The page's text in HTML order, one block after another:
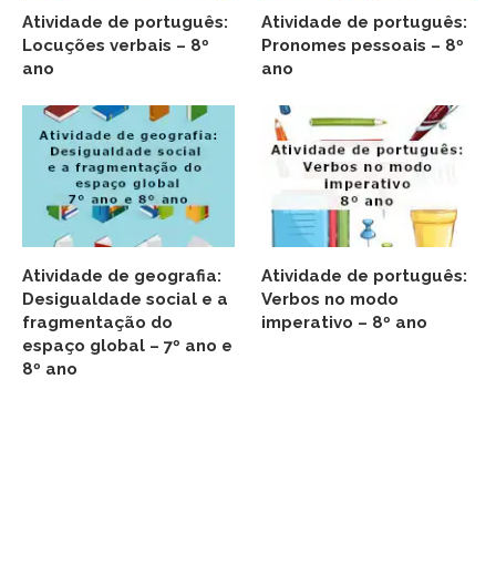
Atividade de português:
Locuções verbais – 8º
ano
Atividade de português:
Pronomes pessoais – 8º
ano
Atividade de geografia:
Desigualdade social e a
fragmentação do
espaço global – 7º ano e
8º ano
Atividade de português:
Verbos no modo
imperativo – 8º ano